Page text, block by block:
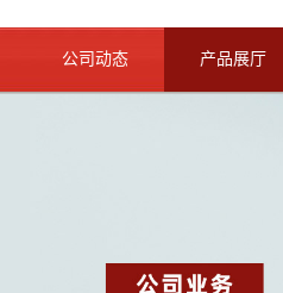
公司动态 产品展厅